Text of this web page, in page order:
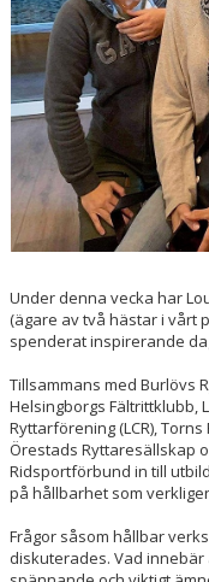
Under denna vecka har
(ägare av två hästar i vårt
spenderat inspirerande
Tillsammans med Burlövs
Helsingborgs Fältrittklubb,
Ryttarförening (LCR),
Örestads Ryttaresällskap
Ridsportförbund in till
på hållbarhet som
Frågor såsom hållbar
diskuterades. Vad innebär